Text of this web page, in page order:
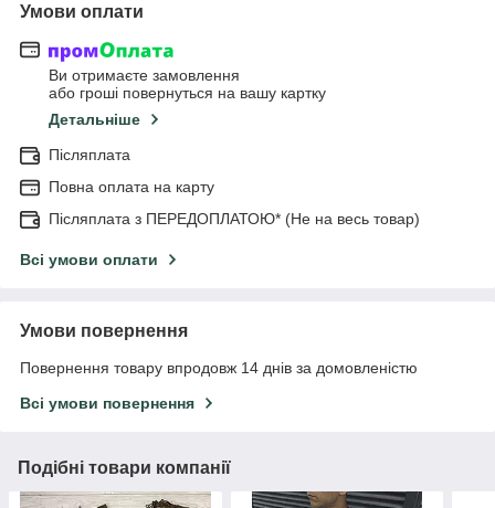
Умови оплати
Ви отримаєте замовлення
або гроші повернуться на вашу картку
Детальніше
Післяплата
Повна оплата на карту
Післяплата з ПЕРЕДОПЛАТОЮ* (Не на весь товар)
Всі умови оплати
Умови повернення
Повернення товару впродовж 14 днів за домовленістю
Всі умови повернення
Подібні товари компанії